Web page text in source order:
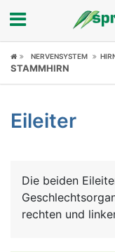
Fokus
Symptome
News
NERVENSYSTEM
STAMMHIRN
Eileiter
Die beiden
rechten und